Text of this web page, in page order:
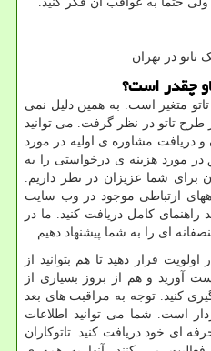
تاتو در تهران
چقدر است؟
متغیر است. به همین دلیل نمی
طرح تاتو در نظر گرفت. می توانید
و دریافت مشاوره ی اولیه در مورد
در مورد هزینه ی درخواستی را به
برای شما عزیزان در نظر داریم.
ارتباطی موجود در وب سایت
راهنمای کامل دریافت کنید. ما در
ای را به شما پیشنهاد دهیم.
اولویت قرار دهید تا هم بتوانید از
آورید و هم از بروز بسیاری از
کنید. توجه به مراقبت های بعد
است. شما می توانید اطلاعات
ای خود دریافت کنید. تاتوکاران